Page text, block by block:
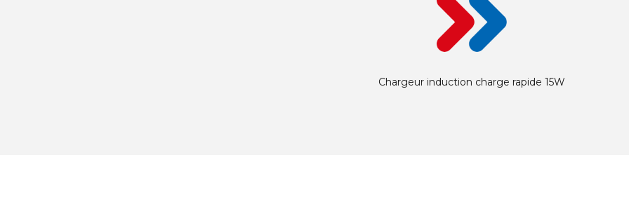
Chargeur induction charge rapide 15W